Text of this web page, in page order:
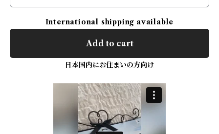
International shipping available
Add to cart
日本国内にお住まいの方向け